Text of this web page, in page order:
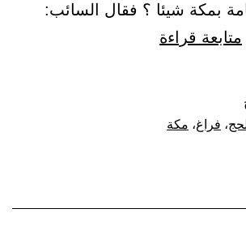
بمكة شيئا ؟ فقال السائب:
متابعة قراءة
، فراغ، مكة